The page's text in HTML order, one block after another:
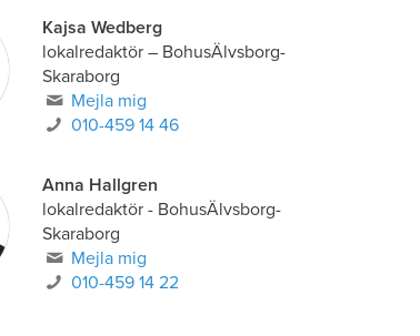
Kajsa Wedberg
lokalredaktör– BohusÄlvsborg-
Skaraborg
Mejla mig
010-459 14 46
Anna Hallgren
lokalredaktör - BohusÄlvsborg-
Skaraborg
Mejla mig
010-459 14 22